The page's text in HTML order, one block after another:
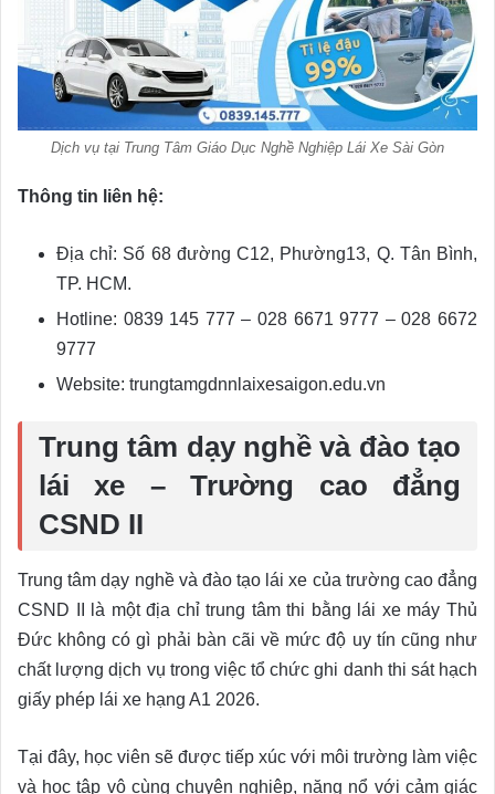
Dịch vụ tại Trung Tâm Giáo Dục Nghề Nghiệp Lái Xe Sài Gòn
Thông tin liên hệ:
Địa chỉ: Số 68 đường C12, Phường13, Q. Tân Bình,
TP. HCM.
Hotline: 0839 145 777 – 028 6671 9777 – 028 6672
9777
Website: trungtamgdnnlaixesaigon.edu.vn
Trung tâm dạy nghề và đào tạo
lái xe – Trường cao đẳng
CSND II
Trung tâm dạy nghề và đào tạo lái xe của trường cao đẳng
CSND II là một địa chỉ trung tâm thi bằng lái xe máy Thủ
Đức không có gì phải bàn cãi về mức độ uy tín cũng như
chất lượng dịch vụ trong việc tổ chức ghi danh thi sát hạch
giấy phép lái xe hạng A1 2026.
Tại đây, học viên sẽ được tiếp xúc với môi trường làm việc
và học tập vô cùng chuyên nghiệp, năng nổ với cảm giác